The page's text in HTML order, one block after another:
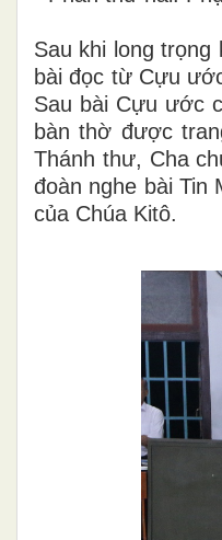
Sau khi long
bài đọc từ Cựu
Sau bài Cựu ước
bàn thờ được
Thánh thư, Cha
đoàn nghe bài Tin
của Chúa Kitô.